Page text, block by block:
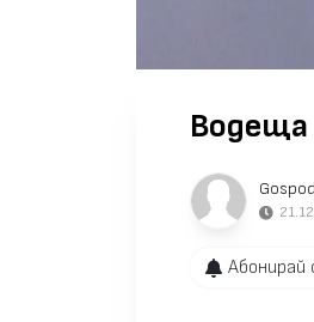
Абонирай